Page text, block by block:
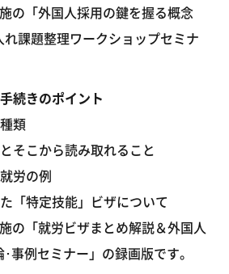
の「外国人採用の鍵を握る概念
れ課題整理ワークショップセミナ
続きのポイント
類
そこから読み取れること
労の例
「特定技能」ビザについて
の「就労ビザまとめ解説＆外国人
事例セミナー」の録画版です。